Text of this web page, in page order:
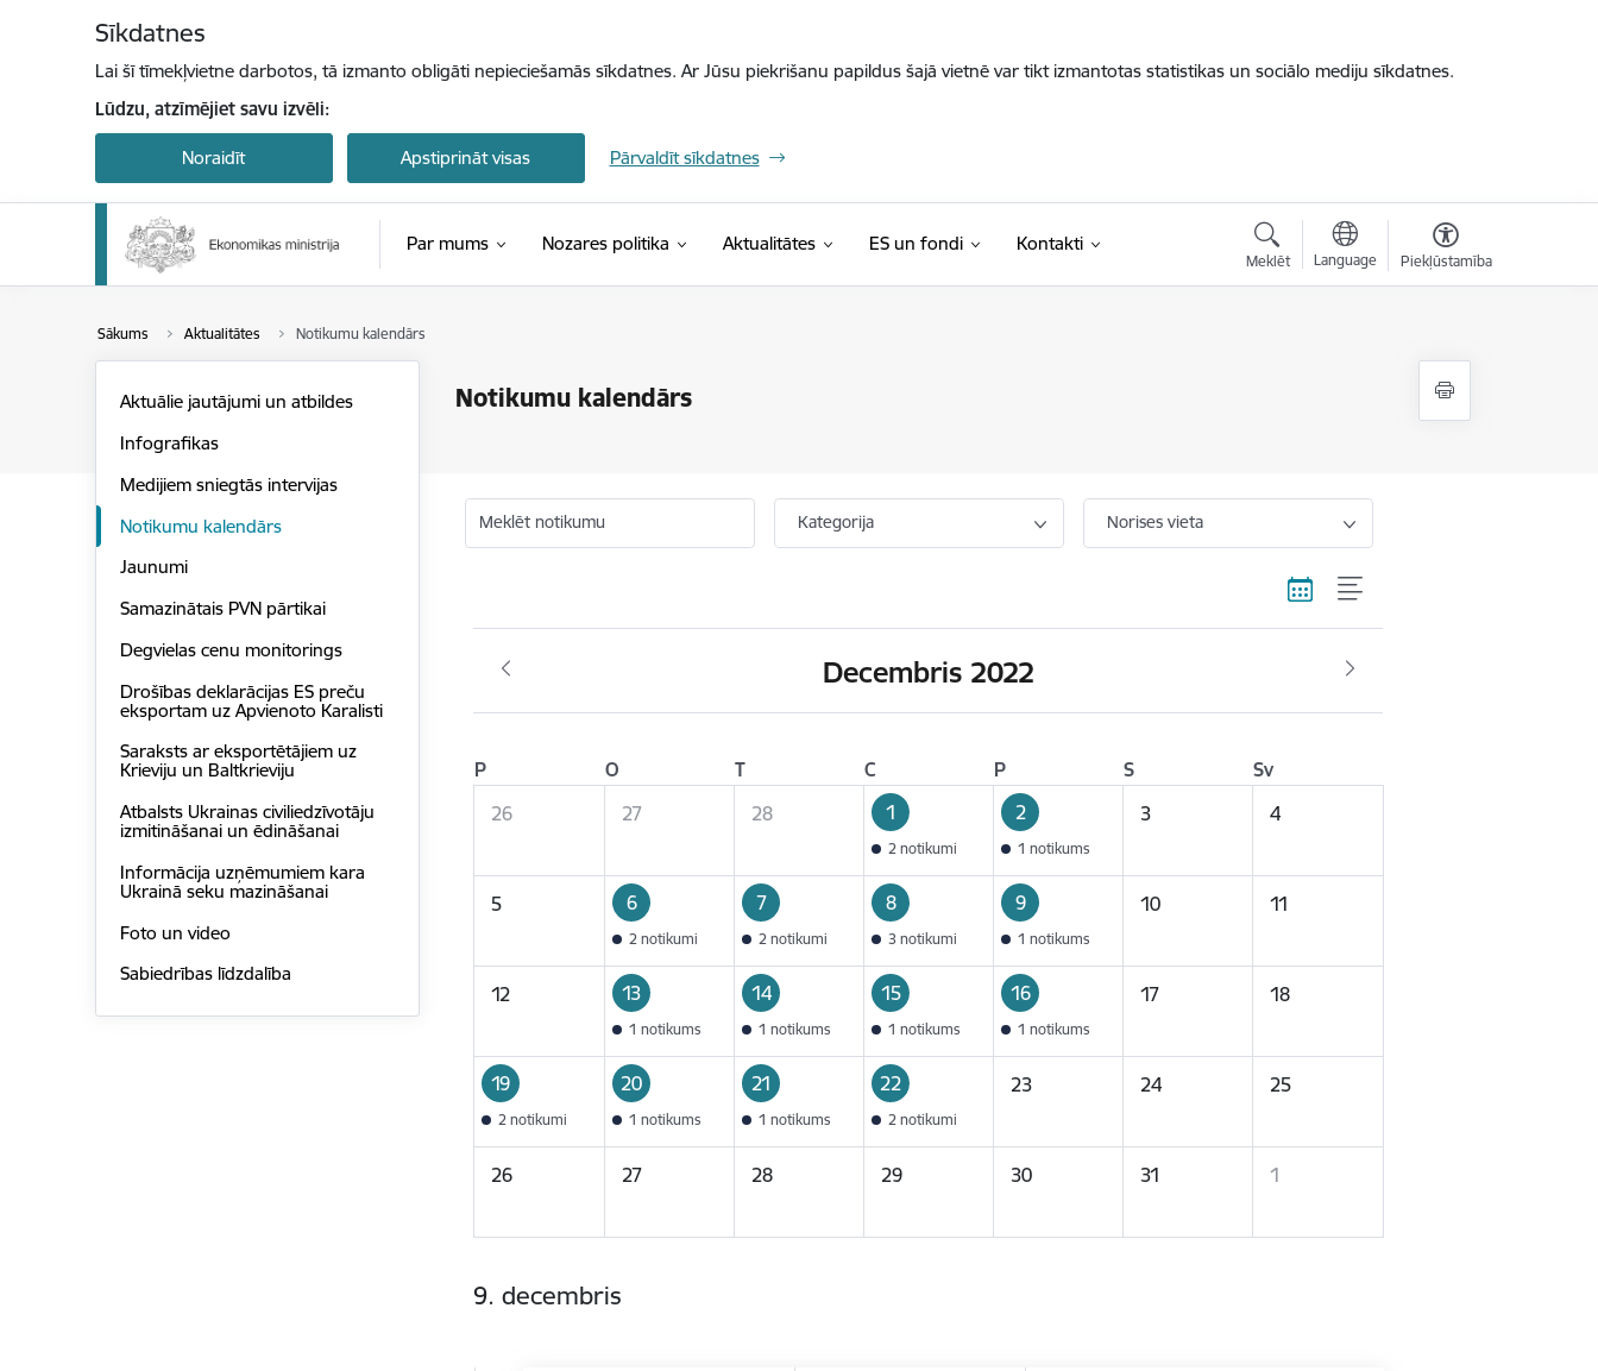
Sīkdatnes
Lai šī tīmekļvietne darbotos, tā izmanto obligāti nepieciešamās sīkdatnes. Ar Jūsu piekrišanu papildus šajā vietnē var tikt izmantotas statistikas un sociālo mediju sīkdatnes.
Lūdzu, atzīmējiet savu izvēli:
Noraidīt Apstiprināt visas Pārvaldīt sīkdatnes
Par mums Nozares politika Aktualitātes ES un fondi Kontakti
Meklēt Language Piekļūstamība
Sākums Aktualitātes Notikumu kalendārs
Notikumu kalendārs
Aktuālie jautājumi un atbildes
Infografikas
Medijiem sniegtās intervijas
Notikumu kalendārs
Jaunumi
Samazinātais PVN pārtikai
Degvielas cenu monitorings
Drošības deklarācijas ES preču
eksportam uz Apvienoto Karalisti
Saraksts ar eksportētājiem uz
Krieviju un Baltkrieviju
Atbalsts Ukrainas civiliedzīvotāju
izmitināšanai un ēdināšanai
Informācija uzņēmumiem kara
Ukrainā seku mazināšanai
Foto un video
Sabiedrības līdzdalība
Meklēt notikumu Kategorija Norises vieta
Decembris 2022
P O T C P S
Sv
26
27 28 1
2 notikumi
2
1 notikums
3 4
5 6
2 notikumi
7
2 notikumi
8
3 notikumi
9
1 notikums
10 11
12 13
1 notikums
14
1 notikums
15
1 notikums
16
1 notikums
17 18
19
2 notikumi
20
1 notikums
21
1 notikums
22
2 notikumi
23 24 25
26 27 28 29 30 31 1
9. decembris